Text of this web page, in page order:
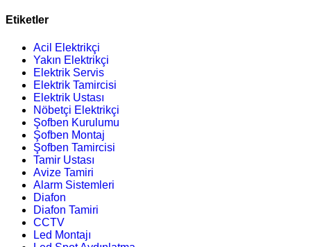
Etiketler
Acil Elektrikçi
Yakın Elektrikçi
Elektrik Servis
Elektrik Tamircisi
Elektrik Ustası
Nöbetçi Elektrikçi
Şofben Kurulumu
Şofben Montaj
Şofben Tamircisi
Tamir Ustası
Avize Tamiri
Alarm Sistemleri
Diafon
Diafon Tamiri
CCTV
Led Montajı